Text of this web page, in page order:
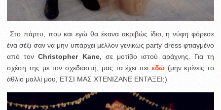
Στο πάρτυ, που και εγώ θα έκανα ακριβώς ίδιο, η νύφη φόρεσε
ένα σέξι σαν να μην υπάρχει μέλλον γενικώς party dress φτιαγμένο
από τονChristopher Kane, σε μοτίβο ιστού αράχνης. Για τη
σχέση της με τον σχεδιαστή, μας τα έχει πει εδώ(μην κρίνεις το
άθλιο μαλλί μου, ΕΤΣΙ ΜΑΣ ΧΤΕΝΙΖΑΝΕ ΕΝΤΑΞΕΙ;)